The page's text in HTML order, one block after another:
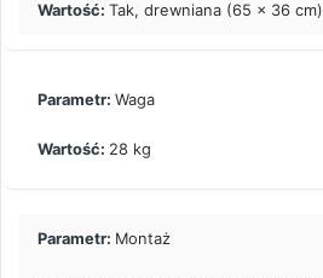
Tak, drewniana (65 x 36 cm)
Waga
28 kg
Montaż